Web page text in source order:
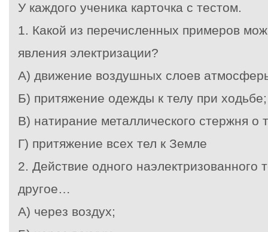
У каждого ученика карточка с тестом.
1. Какой из перечисленных примеров
явления электризации?
А) движение воздушных слоев
Б) притяжение одежды к телу при ходьбе;
В) натирание металлического стержня о
Г) притяжение всех тел к Земле
2. Действие одного наэлектризованного
другое…
А) через воздух;